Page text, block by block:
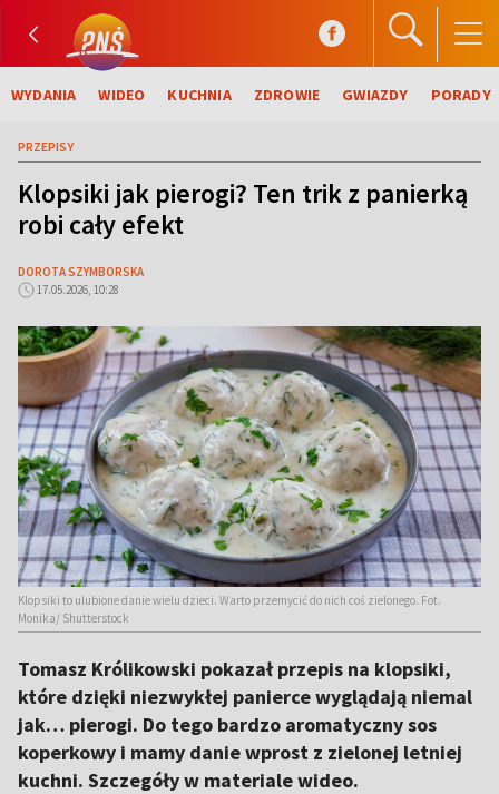
WYDANIA WIDEO KUCHNIA ZDROWIE GWIAZDY PORADY
PRZEPISY
Klopsiki jak pierogi? Ten trik z panierką
robi cały efekt
DOROTA SZYMBORSKA
17.05.2026, 10:28
Klopsiki to ulubione danie wielu dzieci. Warto przemycić do nich coś zielonego. Fot.
Monika/ Shutterstock
Tomasz Królikowski pokazał przepis na klopsiki,
które dzięki niezwykłej panierce wyglądają niemal
jak… pierogi. Do tego bardzo aromatyczny sos
koperkowy i mamy danie wprost z zielonej letniej
kuchni. Szczegóły w materiale wideo.